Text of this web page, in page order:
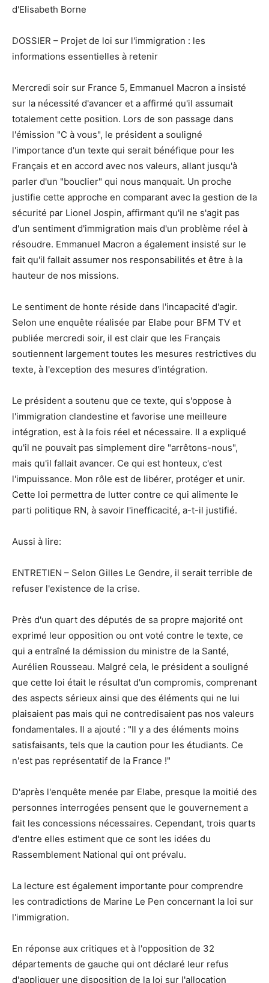
d'Elisabeth Borne
DOSSIER – Projet de loi sur l'immigration : les
informations essentielles à retenir
Mercredi soir sur France 5, Emmanuel Macron a insisté
sur la nécessité d'avancer et a affirmé qu'il assumait
totalement cette position. Lors de son passage dans
l'émission "C à vous", le président a souligné
l'importance d'un texte qui serait bénéfique pour les
Français et en accord avec nos valeurs, allant jusqu'à
parler d'un "bouclier" qui nous manquait. Un proche
justifie cette approche en comparant avec la gestion de la
sécurité par Lionel Jospin, affirmant qu'il ne s'agit pas
d'un sentiment d'immigration mais d'un problème réel à
résoudre. Emmanuel Macron a également insisté sur le
fait qu'il fallait assumer nos responsabilités et être à la
hauteur de nos missions.
Le sentiment de honte réside dans l'incapacité d'agir.
Selon une enquête réalisée par Elabe pour BFM TV et
publiée mercredi soir, il est clair que les Français
soutiennent largement toutes les mesures restrictives du
texte, à l'exception des mesures d'intégration.
Le président a soutenu que ce texte, qui s'oppose à
l'immigration clandestine et favorise une meilleure
intégration, est à la fois réel et nécessaire. Il a expliqué
qu'il ne pouvait pas simplement dire "arrêtons-nous",
mais qu'il fallait avancer. Ce qui est honteux, c'est
l'impuissance. Mon rôle est de libérer, protéger et unir.
Cette loi permettra de lutter contre ce qui alimente le
parti politique RN, à savoir l'inefficacité, a-t-il justifié.
Aussi à lire:
ENTRETIEN – Selon Gilles Le Gendre, il serait terrible de
refuser l'existence de la crise.
Près d'un quart des députés de sa propre majorité ont
exprimé leur opposition ou ont voté contre le texte, ce
qui a entraîné la démission du ministre de la Santé,
Aurélien Rousseau. Malgré cela, le président a souligné
que cette loi était le résultat d'un compromis, comprenant
des aspects sérieux ainsi que des éléments qui ne lui
plaisaient pas mais qui ne contredisaient pas nos valeurs
fondamentales. Il a ajouté : "Il y a des éléments moins
satisfaisants, tels que la caution pour les étudiants. Ce
n'est pas représentatif de la France !"
D'après l'enquête menée par Elabe, presque la moitié des
personnes interrogées pensent que le gouvernement a
fait les concessions nécessaires. Cependant, trois quarts
d'entre elles estiment que ce sont les idées du
Rassemblement National qui ont prévalu.
La lecture est également importante pour comprendre
les contradictions de Marine Le Pen concernant la loi sur
l'immigration.
En réponse aux critiques et à l'opposition de 32
départements de gauche qui ont déclaré leur refus
d'appliquer une disposition de la loi sur l'allocation